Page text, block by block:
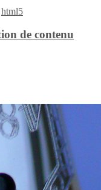
html5
de contenu